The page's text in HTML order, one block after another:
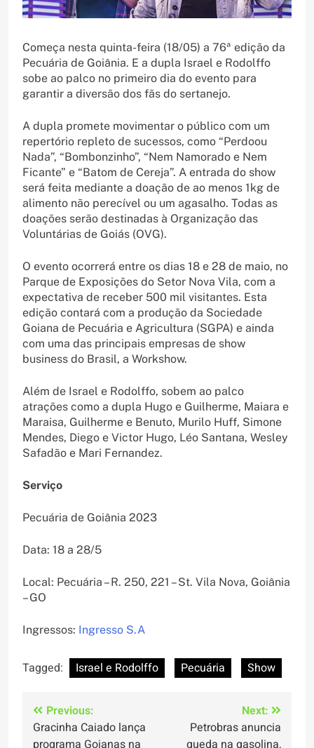
Começa nesta quinta-feira (18/05) a 76ª edição da
Pecuária de Goiânia. E a dupla Israel e Rodolffo
sobe ao palco no primeiro dia do evento para
garantir a diversão dos fãs do sertanejo.
A dupla promete movimentar o público com um
repertório repleto de sucessos, como “Perdoou
Nada”, “Bombonzinho”, “Nem Namorado e Nem
Ficante” e “Batom de Cereja”. A entrada do show
será feita mediante a doação de ao menos 1kg de
alimento não perecível ou um agasalho. Todas as
doações serão destinadas à Organização das
Voluntárias de Goiás (OVG).
O evento ocorrerá entre os dias 18 e 28 de maio, no
Parque de Exposições do Setor Nova Vila, com a
expectativa de receber 500 mil visitantes. Esta
edição contará com a produção da Sociedade
Goiana de Pecuária e Agricultura (SGPA) e ainda
com uma das principais empresas de show
business do Brasil, a Workshow.
Além de Israel e Rodolffo, sobem ao palco
atrações como a dupla Hugo e Guilherme, Maiara e
Maraisa, Guilherme e Benuto, Murilo Huff, Simone
Mendes, Diego e Victor Hugo, Léo Santana, Wesley
Safadão e Mari Fernandez.
Serviço
Pecuária de Goiânia 2023
Data: 18 a 28/5
Local: Pecuária – R. 250, 221 – St. Vila Nova, Goiânia
– GO
Ingressos: Ingresso S.A
Tagged: Israel e Rodolffo Pecuária Show
Navegação
de
Previous:
Gracinha Caiado lança
programa Goianas na
Next:
Petrobras anuncia
queda na gasolina,